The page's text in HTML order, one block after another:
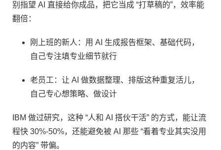
别指望 AI 直接给你成品，把它当成 “打草稿的”，效率能
翻倍：​
刚上班的新人：用 AI 生成报告框架、基础代码，
自己专注填专业细节就行​
老员工：让 AI 做数据整理、排版这种重复活儿，
自己专心想策略、做设计​
IBM 做过研究，这种 “人和 AI 搭伙干活” 的方式，能让流
程快 30%-50%，还能避免被 AI 那些 “看着专业其实没用
的内容” 带偏。​